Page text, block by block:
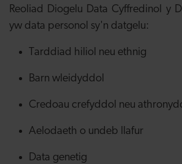
Reoliad Diogelu Data Cyffredinol y
yw data personol sy'n datgelu:
Tarddiad hiliol neu ethnig
Barn wleidyddol
Credoau crefyddol neu
Aelodaeth o undeb llafur
Data genetig